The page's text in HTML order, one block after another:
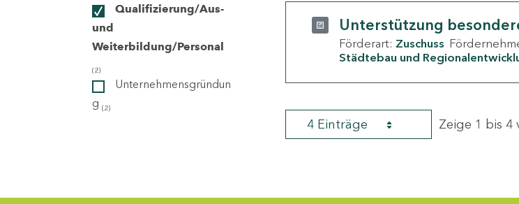
Qualifizierung/Aus-
und
Weiterbildung/Personal
(2)
Unternehmensgründun
g (2)
Unterstützung
Förderart: Zuschuss
Städtebau und
4 Einträge Zeige 1 bis 4